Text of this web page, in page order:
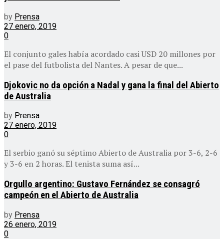
by Prensa
27 enero, 2019
0
El conjunto gales había acordado casi USD 20 millones por
el pase del futbolista del Nantes. A pesar de que...
Djokovic no da opción a Nadal y gana la final del Abierto
de Australia
by Prensa
27 enero, 2019
0
El serbio ganó su séptimo Abierto de Australia por 3-6, 2-6
y 3-6 en 2 horas. El tenista suma así...
Orgullo argentino: Gustavo Fernández se consagró
campeón en el Abierto de Australia
by Prensa
26 enero, 2019
0